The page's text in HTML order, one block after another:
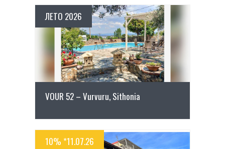
ЛЕТО 2026
ПОВЕЌЕ ДЕТАЛИ
VOUR 52 – Vurvuru, Sithonia
10% *11.07.26